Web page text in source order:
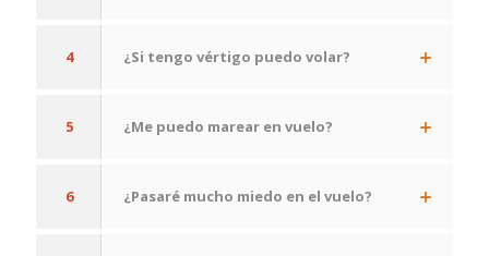
4 ¿Si tengo vértigo puedo volar?
5 ¿Me puedo marear en vuelo?
6 ¿Pasaré mucho miedo en el vuelo?